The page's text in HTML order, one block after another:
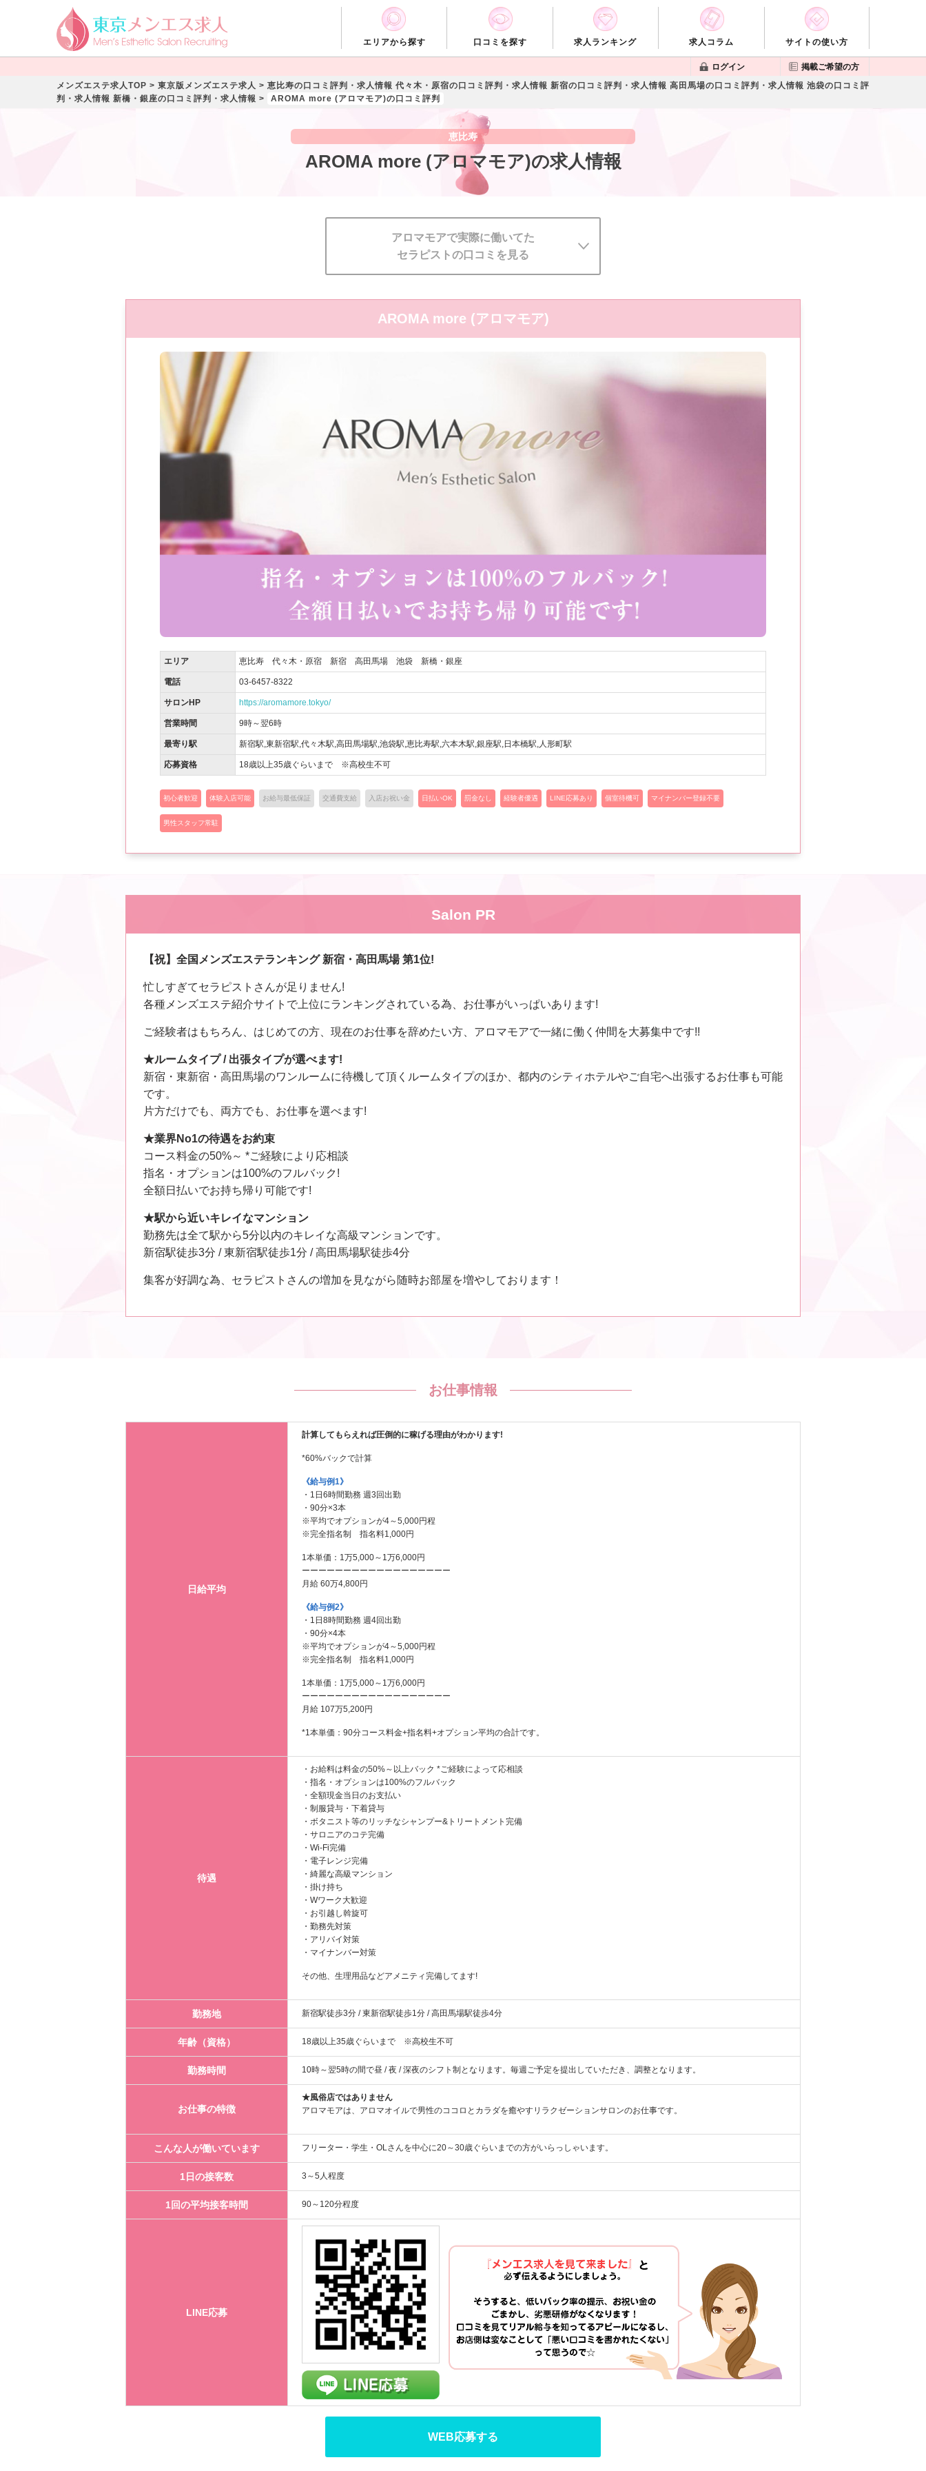
エリアから探す 口コミを探す 求人ランキング 求人コラム サイトの使い方
ログイン
掲載ご希望の方
メンズエステ求人TOP > 東京版メンズエステ求人 > 恵比寿の口コミ評判・求人情報 代々木・原宿の口コミ評判・求人情報 新宿の口コミ評判・求人情報 高田馬場の口コミ評判・求人情報 池袋の口コミ評
判・求人情報 新橋・銀座の口コミ評判・求人情報 > AROMA more (アロマモア)の口コミ評判
恵比寿
AROMA more (アロマモア)の求人情報
アロマモアで実際に働いてた
セラピストの口コミを見る
AROMA more (ア ロマモア)
エリア 恵比寿 代々木・原宿 新宿 高田馬場 池袋 新橋・銀座
電話 03-6457-8322
サロンHP https://aromamore.tokyo/
営業時間 9時～翌6時
最寄り駅 新宿駅,東新宿駅,代々木駅,高田馬場駅,池袋駅,恵比寿駅,六本木駅,銀座駅,日本橋駅,人形町駅
応募資格 18歳以上35歳ぐらいまで ※高校生不可
初心者歓迎 体験入店可能 お給与最低保証 交通費支給 入店お祝い金 日払いOK 罰金なし 経験者優遇 LINE応募あり 個室待機可 マイナンバー登録不要
男性スタッフ常駐
Salon PR
【祝】全国メンズエステランキング 新宿・高田馬場 第1位!
忙しすぎてセラピストさんが足りません!
各種メンズエステ紹介サイトで上位にランキングされている為、お仕事がいっぱいあります!
ご経験者はもちろん、はじめての方、現在のお仕事を辞めたい方、アロマモアで一緒に働く仲間を大募集中です!!
★ルームタイプ / 出張タイプが選べます!
新宿・東新宿・高田馬場のワンルームに待機して頂くルームタイプのほか、都内のシティホテルやご自宅へ出張するお仕事も可能
です。
片方だけでも、両方でも、お仕事を選べます!
★業界No1の待遇をお約束
コース料金の50%～ *ご経験により応相談
指名・オプションは100%のフルバック!
全額日払いでお持ち帰り可能です!
★駅から近いキレイなマンション
勤務先は全て駅から5分以内のキレイな高級マンションです。
新宿駅徒歩3分 / 東新宿駅徒歩1分 / 高田馬場駅徒歩4分
集客が好調な為、セラピストさんの増加を見ながら随時お部屋を増やしております！
お仕事情報
日給平均
計算してもらえれば圧倒的に稼げる理由がわかります!
*60%バックで計算
《給与例1》
・1日6時間勤務 週3回出勤
・90分×3本
※平均でオプションが4～5,000円程
※完全指名制 指名料1,000円
1本単価：1万5,000～1万6,000円
ーーーーーーーーーーーーーーーーーー
月給 60万4,800円
《給与例2》
・1日8時間勤務 週4回出勤
・90分×4本
※平均でオプションが4～5,000円程
※完全指名制 指名料1,000円
1本単価：1万5,000～1万6,000円
ーーーーーーーーーーーーーーーーーー
月給 107万5,200円
*1本単価：90分コース料金+指名料+オプション平均の合計です。
待遇
・お給料は料金の50%～以上バック *ご経験によって応相談
・指名・オプションは100%のフルバック
・全額現金当日のお支払い
・制服貸与・下着貸与
・ボタニスト等のリッチなシャンプー&トリートメント完備
・サロニアのコテ完備
・Wi-Fi完備
・電子レンジ完備
・綺麗な高級マンション
・掛け持ち
・Wワーク大歓迎
・お引越し斡旋可
・勤務先対策
・アリバイ対策
・マイナンバー対策
その他、生理用品などアメニティ完備してます!
勤務地 新宿駅徒歩3分 / 東新宿駅徒歩1分 / 高田馬場駅徒歩4分
年齢（資格） 18歳以上35歳ぐらいまで ※高校生不可
勤務時間 10時～翌5時の間で昼 / 夜 / 深夜のシフト制となります。毎週ご予定を提出していただき、調整となります。
お仕事の特徴
★風俗店ではありません
アロマモアは、アロマオイルで男性のココロとカラダを癒やすリラクゼーションサロンのお仕事です。
こんな人が働いています フリーター・学生・OLさんを中心に20～30歳ぐらいまでの方がいらっしゃいます。
1日の接客数 3～5人程度
1回の平均接客時間 90～120分程度
LINE応募
WEB応募する